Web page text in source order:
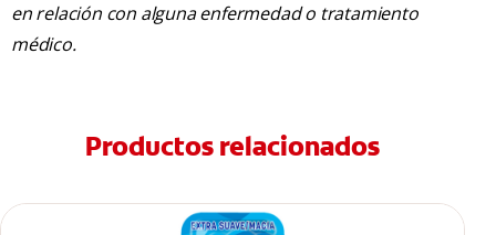
en relación con alguna enfermedad o tratamiento
médico.
Productos relacionados